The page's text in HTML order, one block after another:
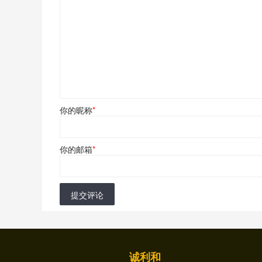
你的昵称*
你的邮箱*
提交评论
诚利和